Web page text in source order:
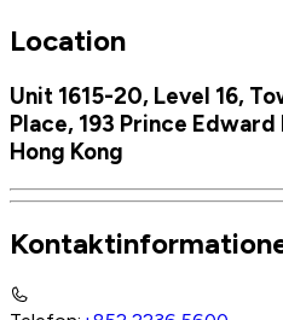
Location
Unit 1615-20, Level 16,
Place, 193 Prince
Hong Kong